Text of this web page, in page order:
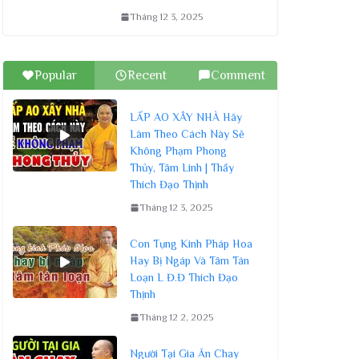
Tháng 12 3, 2025
Popular Recent Comment
LẤP AO XÂY NHÀ Hãy
Làm Theo Cách Này Sẽ
Không Phạm Phong
Thủy, Tâm Linh | Thầy
Thích Đạo Thịnh
Tháng 12 3, 2025
Con Tụng Kinh Pháp Hoa
Hay Bị Ngáp Và Tâm Tán
Loạn L Đ.Đ Thích Đạo
Thịnh
Tháng 12 2, 2025
Người Tại Gia Ăn Chay